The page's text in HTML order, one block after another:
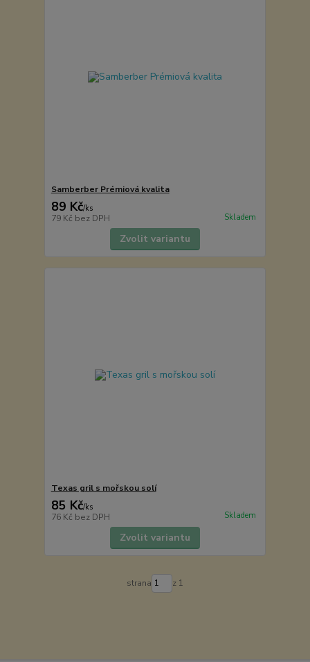
Samberber Prémiová kvalita
89 Kč/ks
79 Kč bez DPH Skladem
Zvolit variantu
Texas gril s mořskou solí
85 Kč/ks
76 Kč bez DPH Skladem
Zvolit variantu
strana z 1